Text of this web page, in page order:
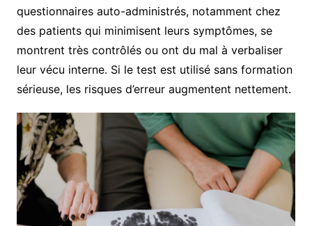
questionnaires auto-administrés, notamment chez
des patients qui minimisent leurs symptômes, se
montrent très contrôlés ou ont du mal à verbaliser
leur vécu interne. Si le test est utilisé sans formation
sérieuse, les risques d’erreur augmentent nettement.